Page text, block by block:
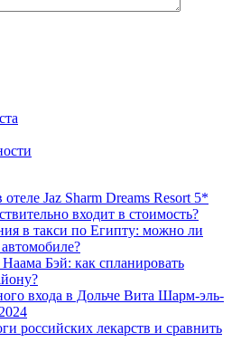
Jaz Sharm Dreams Resort 5*
входит в стоимость?
в такси по Египту: можно ли
Бэй: как спланировать
входа в Дольче Вита Шарм-эль-
российских лекарств и сравнить